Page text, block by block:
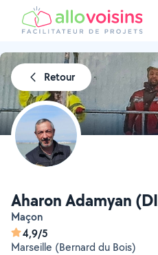
Retour
Aharon Adamyan
Maçon
4,9/5
Marseille (Bernard du Bois)